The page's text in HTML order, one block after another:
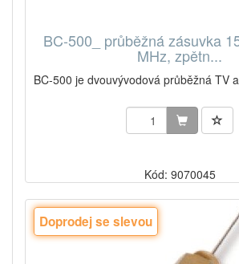
BC-500_ průběžná zásuvka
MHz, zpětn...
BC-500 je dvouvývodová průběžná TV
Kód: 9070045
Doprodej se slevou